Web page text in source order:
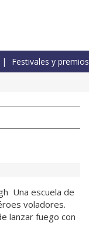
Festivales y premios
 Una escuela de
voladores.
lanzar fuego con